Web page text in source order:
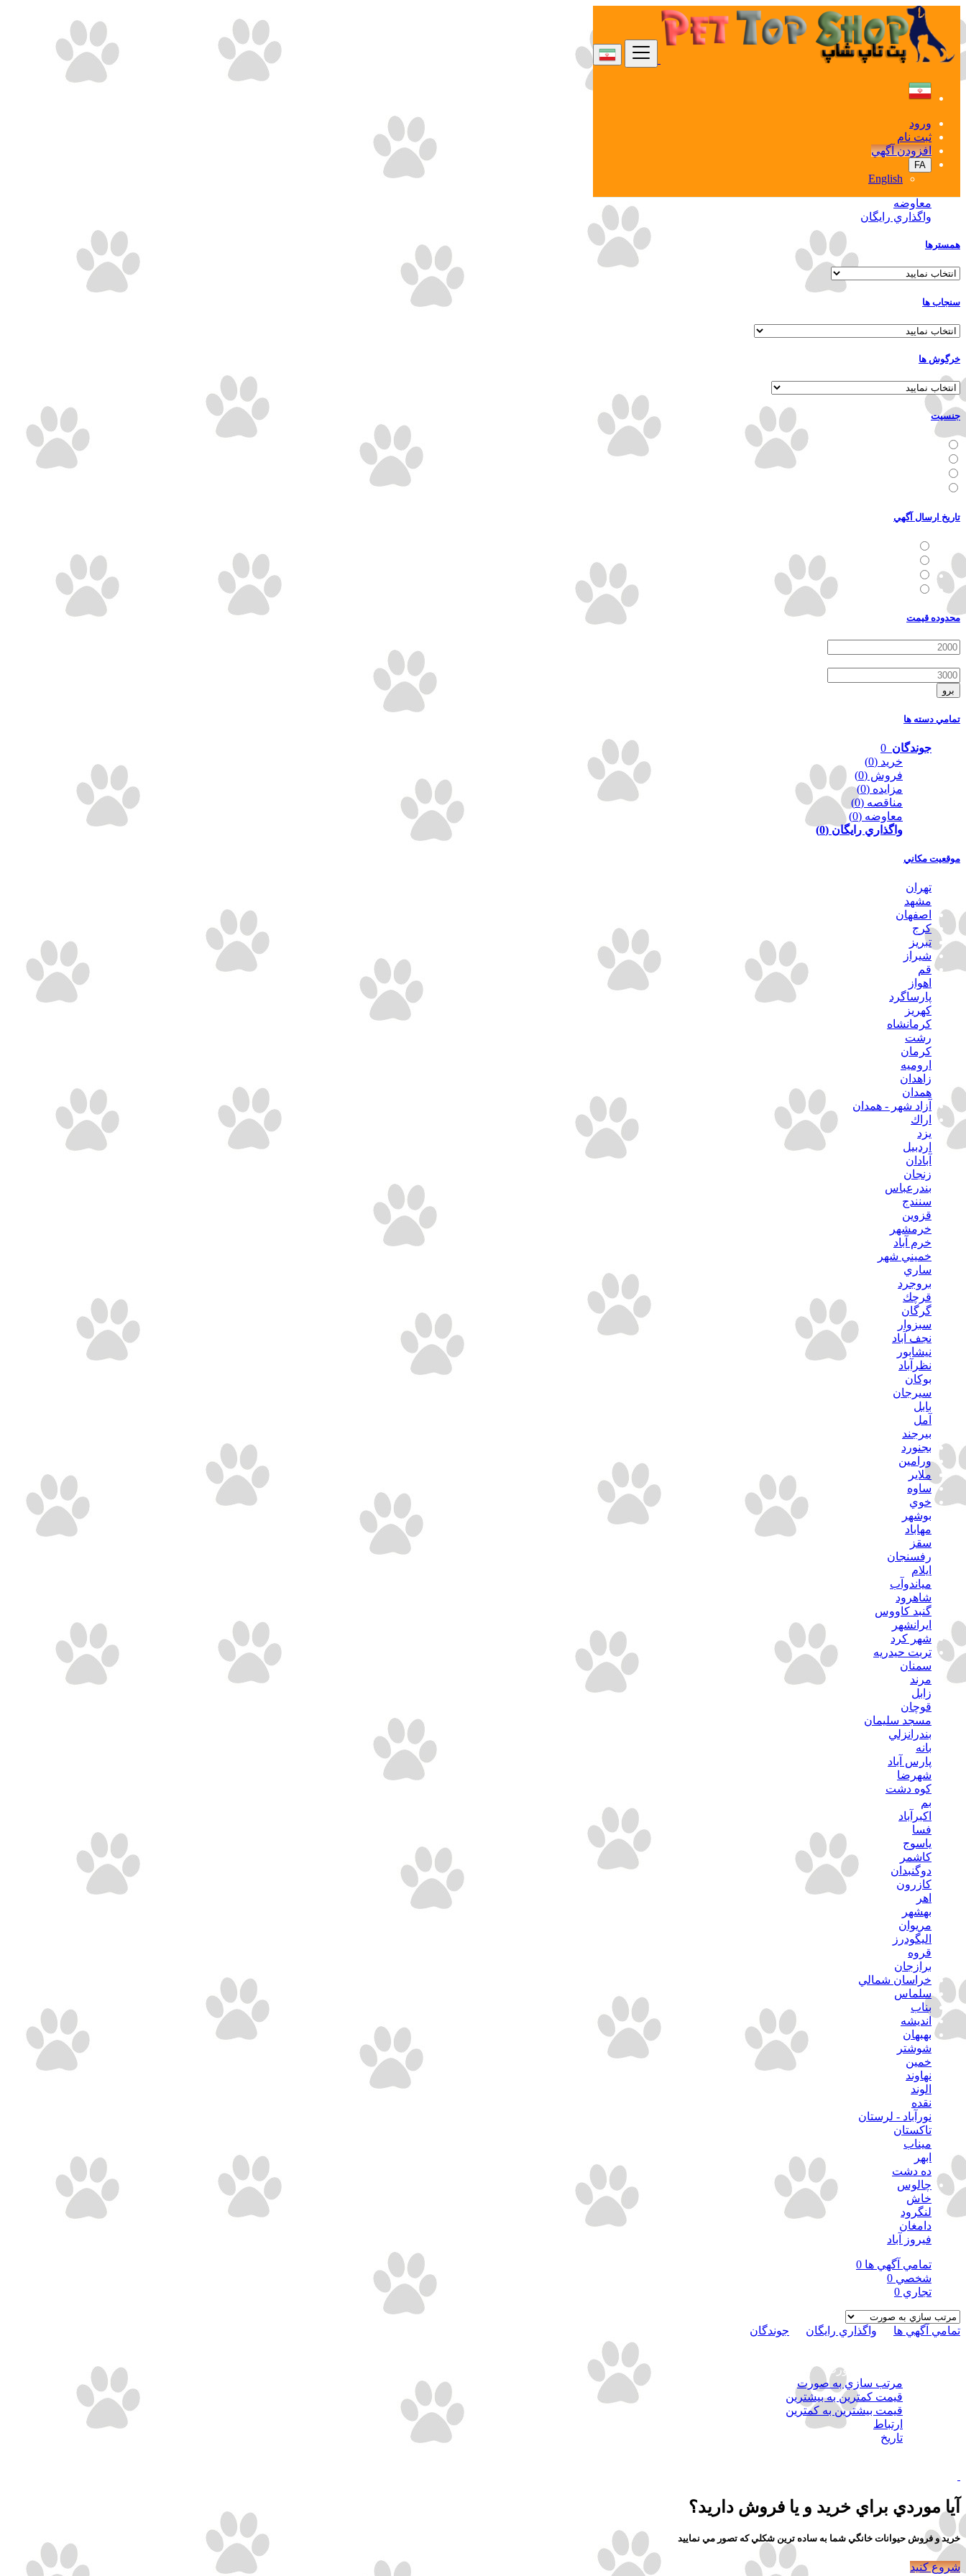
ورود
ثبت نام
افزودن آگهي
FA
English
جستجو
ایران
تمامي آگهي ها در واگذاري رايگان
خريد
فروش
مزايده
معاوضه
واگذاري رايگان
همسترها
سنجاب ها
خرگوش ها
جنسيت
تاريخ ارسال آگهي
محدوده قيمت
برو
تمامي دسته ها
جوندگان
خريد (0)
فروش (0)
مزايده (0)
مناقصه (0)
معاوضه (0)
واگذاري رايگان (0)
موقعيت مكاني
تهران
مشهد
اصفهان
كرج
تبريز
شيراز
قم
اهواز
پارساگرد
كهريز
كرمانشاه
رشت
كرمان
اروميه
زاهدان
همدان
آزاد شهر - همدان
اراك
يزد
اردبيل
آبادان
زنجان
بندرعباس
سنندج
قزوين
خرمشهر
خرم آباد
خميني شهر
ساري
بروجرد
قرچك
گرگان
سبزوار
نجف آباد
نيشابور
نظرآباد
بوكان
سيرجان
بابل
آمل
بيرجند
بجنورد
ورامين
ملاير
ساوه
خوي
بوشهر
مهاباد
سقز
رفسنجان
ايلام
مياندوآب
شاهرود
گنبد كاووس
ايرانشهر
شهر كرد
تربت حيدريه
سمنان
مرند
زابل
قوچان
مسجد سليمان
بندرانزلي
بانه
پارس آباد
شهرضا
كوه دشت
بم
اكبرآباد
فسا
ياسوج
كاشمر
دوگنبدان
كازرون
اهر
بهشهر
مريوان
اليگودرز
قروه
برازجان
خراسان شمالي
سلماس
بناب
انديشه
بهبهان
شوشتر
خمين
نهاوند
الوند
نقده
نورآباد - لرستان
تاكستان
ميناب
ابهر
ده دشت
چالوس
خاش
لنگرود
دامغان
فيروز آباد
تمامي آگهي ها 0
شخصي 0
تجاري 0
تمامي آگهي ها واگذاري رايگان جوندگان
مرتب سازي به صورت
مرتب سازي به صورت
قيمت كمترين به بيشترين
قيمت بيشترين به كمترين
ارتباط
تاريخ
آيا موردي براي خريد و يا فروش داريد؟
خريد و فروش حيوانات خانگي شما به ساده ترين شكلي كه تصور مي نماييد
شروع كنيد